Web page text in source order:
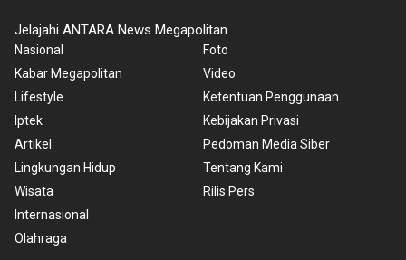
Jelajahi ANTARA News Megapolitan
Nasional
Kabar Megapolitan
Lifestyle
Iptek
Artikel
Lingkungan Hidup
Wisata
Internasional
Olahraga
Foto
Video
Ketentuan Penggunaan
Kebijakan Privasi
Pedoman Media Siber
Tentang Kami
Rilis Pers